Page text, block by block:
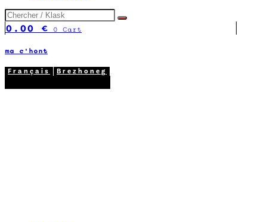
0.00 € 0 Cart
ma c'hont
Français Brezhoneg